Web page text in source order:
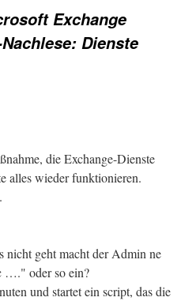
Exchange
Dienste
die Exchange-Dienste
alles wieder funktionieren.
nicht geht macht der Admin ne
…." oder so ein?
und startet ein script, das die